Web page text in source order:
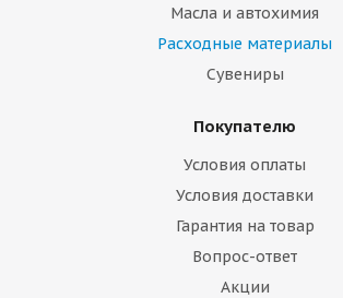
Масла и автохимия
Расходные материалы
Сувениры
Покупателю
Условия оплаты
Условия доставки
Гарантия на товар
Вопрос-ответ
Акции